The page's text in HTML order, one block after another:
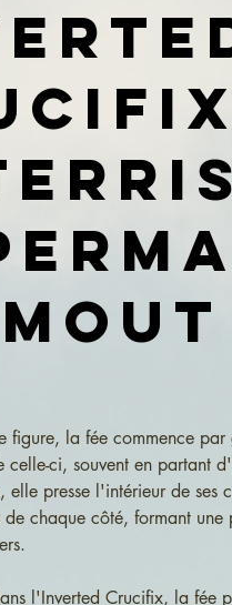
figure, la fée commence
celle-ci, souvent en partant
elle presse l'intérieur de ses
de chaque côté, formant
l'Inverted Crucifix, la fée